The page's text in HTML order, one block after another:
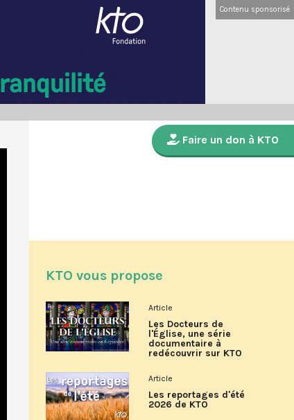
Contenu sponsorisé
Faire un don à KTO
KTO vous propose
Article
Les Docteurs de
l'Église, une série
documentaire à
redécouvrir sur KTO
Article
Les reportages d'été
2026 de KTO